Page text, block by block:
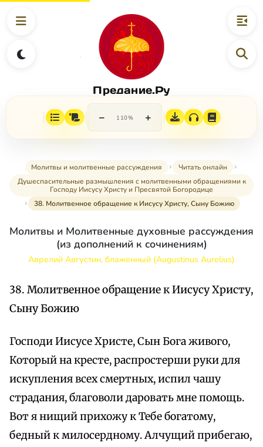
Предание.Ру
− 110% +
Молитвы и молитвенные рассуждения
Читать онлайн
Душеспасительные размышления с молитвенными обращениями к
Господу Иисусу Христу и Пресвятой Богородице
38. Молитвенное обращение к Иисусу Христу, Сыну Божию
Молитвы и Молитвенные духовные рассуждения
(из дополнений к сочинениям)
Аврелий Августин, блаженный (Augustinus Aurelius)
38. Молитвенное обращение к Иисусу Христу,
Сыну Божию
Господи Иисусе Христе, Сын Бога живого,
Который на кресте, распростерши руки для
искупления всех смертных, испил чашу
страдания, благоволи даровать мне помощь.
Вот я нищий прихожу к Тебе богатому,
бедный к милосердному. Алчущий прибегаю,